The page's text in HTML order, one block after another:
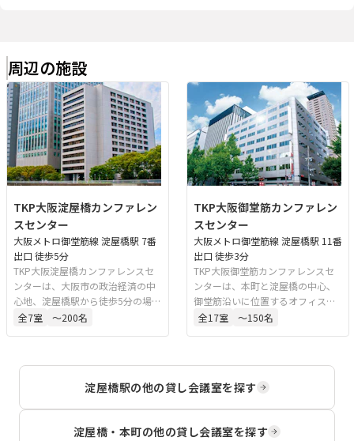
周辺の施設
TKP大阪淀屋橋カンファレン
スセンター
大阪メトロ御堂筋線 淀屋橋駅 7番
出口 徒歩5分
TKP大阪淀屋橋カンファレンスセ
ンターは、大阪市の政治経済の中
心地、淀屋橋駅から徒歩5分の場所
にあります。1フロアにホール2室
全7室 〜200名
TKP大阪御堂筋カンファレン
スセンター
大阪メトロ御堂筋線 淀屋橋駅 11番
出口 徒歩3分
TKP大阪御堂筋カンファレンスセ
ンターは、本町と淀屋橋の中心、
御堂筋沿いに位置するオフィスビ
ル内の会議室です。「淀屋橋駅」
ポートいたします。
全17室 〜150名
淀屋橋駅の他の貸し会議室を探す
淀屋橋・本町の他の貸し会議室を探す